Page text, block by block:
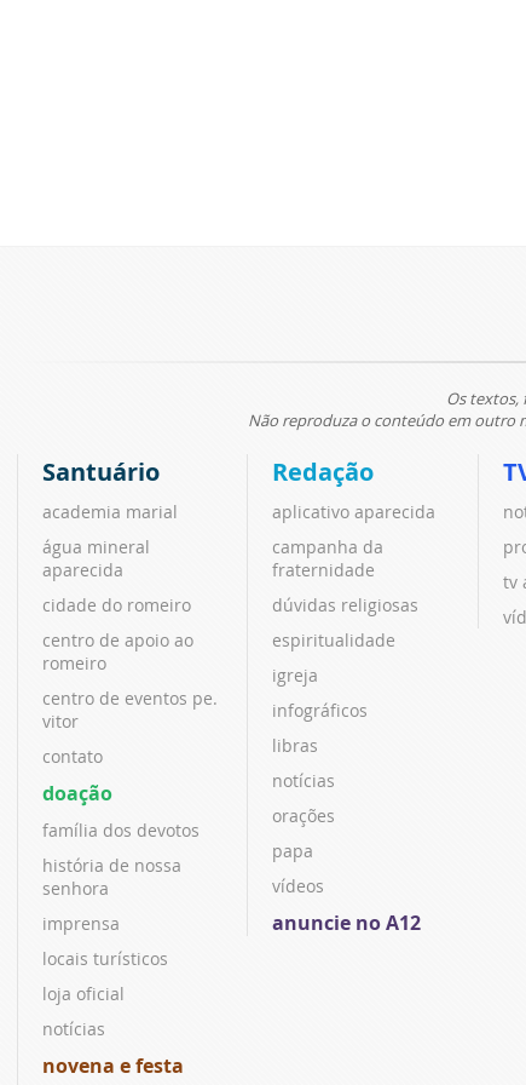
Os textos,
Não reproduza o conteúdo em outro
Santuário
academia marial
água mineral
aparecida
cidade do romeiro
centro de apoio ao
romeiro
centro de eventos pe.
vitor
contato
doação
família dos devotos
história de nossa
senhora
imprensa
locais turísticos
loja oficial
notícias
novena e festa
Redação
aplicativo aparecida
campanha da
fraternidade
dúvidas religiosas
espiritualidade
igreja
infográficos
libras
notícias
orações
papa
vídeos
anuncie no A12
tv